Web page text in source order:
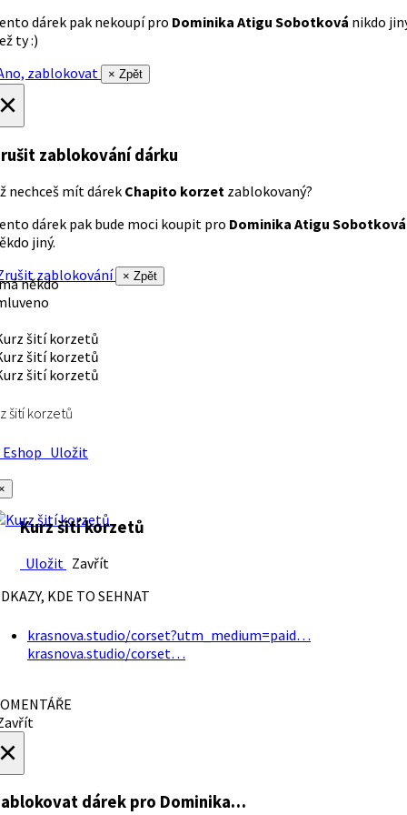
dárek pak nekoupí pro Dominika Atigu Sobotková nikdo
ty :)
zablokovat
× Zpět
zablokování dárku
nechceš mít dárek Chapito korzet zablokovaný?
dárek pak bude moci koupit pro Dominika Atigu Sobotková
jiný.
zablokování
× Zpět
někdo
šití korzetů
Uložit
Kurz šití korzetů
Uložit Zavřít
KDE TO SEHNAT
krasnova.studio/corset?utm_medium=paid…
krasnova.studio/corset…
dárek pro Dominika…